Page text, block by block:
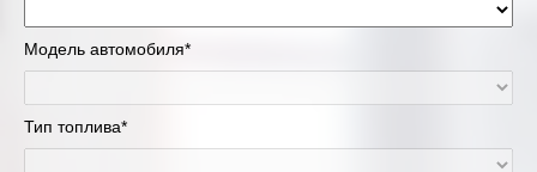
Екатеринбург
Казань
Киров
Модель автомобиля*
Тип топлива*